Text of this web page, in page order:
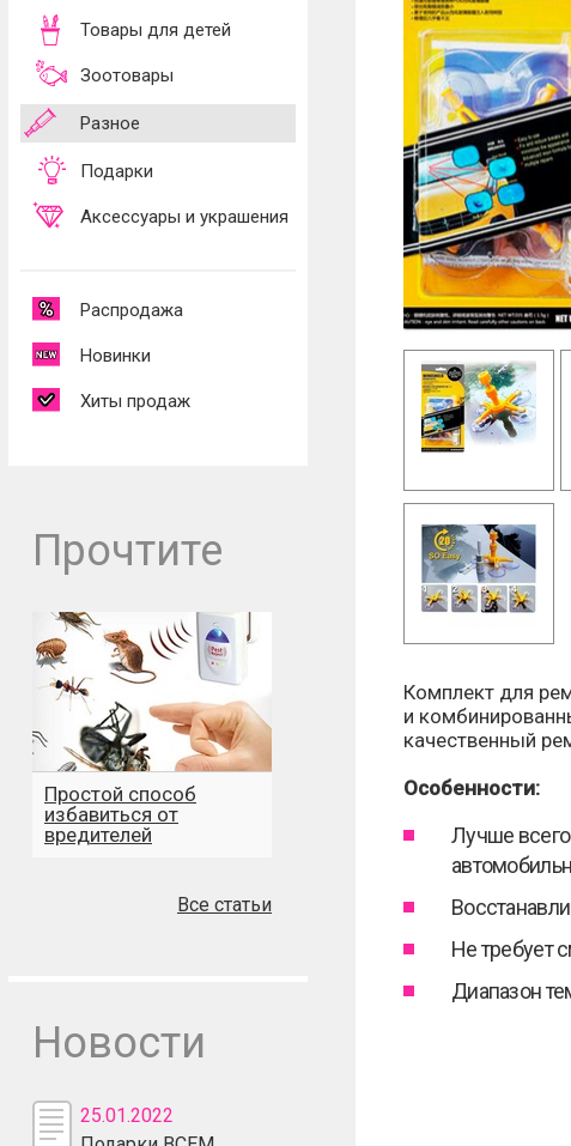
Товары для детей
Зоотовары
Разное
Подарки
Аксессуары и украшения
Распродажа
Новинки
Хиты продаж
Прочтите
Простой способ
избавиться от
вредителей
Все статьи
Новости
25.01.2022
Комплект для
и
качественный
Особенности:
Лучше
Не требует
Диапазон